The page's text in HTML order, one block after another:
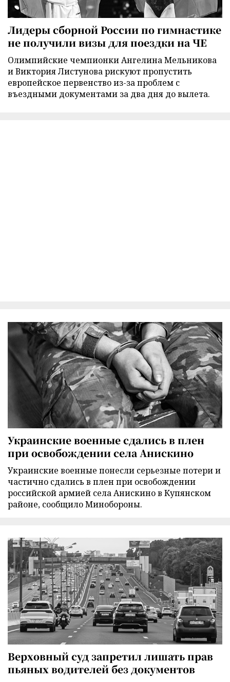
Лидеры сборной России по гимнастике
не получили визы для поездки на ЧЕ
Олимпийские чемпионки Ангелина Мельникова
и Виктория Листунова рискуют пропустить
европейское первенство из-за проблем с
въездными документами за два дня до вылета.
Украинские военные сдались в плен
при освобождении села Анискино
Украинские военные понесли серьезные потери и
частично сдались в плен при освобождении
российской армией села Анискино в Купянском
районе, сообщило Минобороны.
Верховный суд запретил лишать прав
пьяных водителей без документов